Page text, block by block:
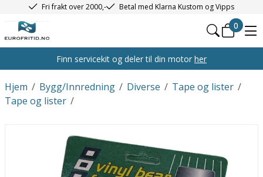
Fri frakt over 2000,- Betal med Klarna Kustom og Vipps
0
Finn servicekit og deler til din motor her
/
Hjem /
Bygg/Innredning /
Diverse /
Tape og lister
/
Tape og lister